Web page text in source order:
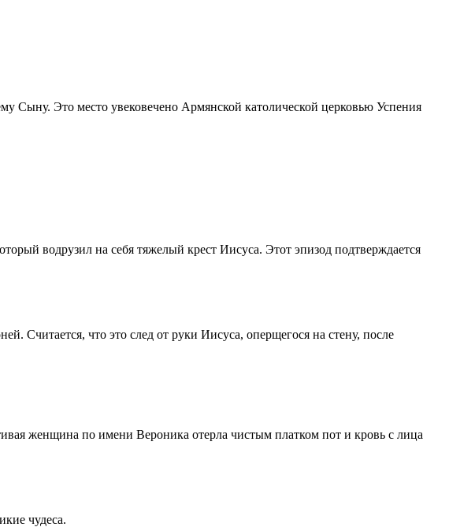
Сыну. Это место увековечено Армянской католической церковью Успения
водрузил на себя тяжелый крест Иисуса. Этот эпизод подтверждается
Считается, что это след от руки Иисуса, оперщегося на стену, после
женщина по имени Вероника отерла чистым платком пот и кровь с лица
чудеса.